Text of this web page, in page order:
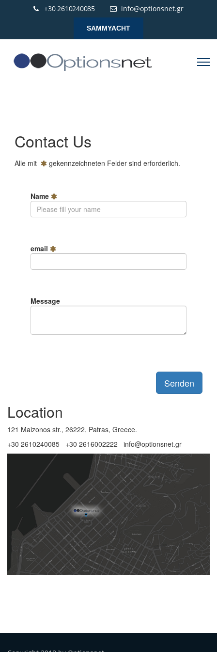
+30 2610240085 info@optionsnet.gr
SAMMYACHT
Contact Us
Alle mit gekennzeichneten Felder sind erforderlich.
Name
email
Message
Senden
Location
121 Maizonos str., 26222, Patras, Greece.
+30 2610240085 +30 2616002222 info@optionsnet.gr